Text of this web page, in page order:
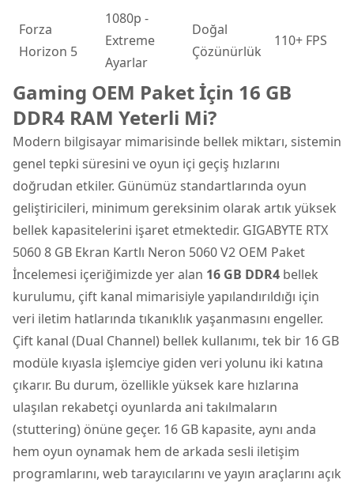
Forza
Horizon 5
1080p -
Extreme
Ayarlar
Doğal
Çözünürlük
110+ FPS
Gaming OEM Paket İçin 16 GB
DDR4 RAM Yeterli Mi?
Modern bilgisayar mimarisinde bellek miktarı, sistemin
genel tepki süresini ve oyun içi geçiş hızlarını
doğrudan etkiler. Günümüz standartlarında oyun
geliştiricileri, minimum gereksinim olarak artık yüksek
bellek kapasitelerini işaret etmektedir. GIGABYTE RTX
5060 8 GB Ekran Kartlı Neron 5060 V2 OEM Paket
İncelemesi içeriğimizde yer alan 16 GB DDR4 bellek
kurulumu, çift kanal mimarisiyle yapılandırıldığı için
veri iletim hatlarında tıkanıklık yaşanmasını engeller.
Çift kanal (Dual Channel) bellek kullanımı, tek bir 16 GB
modüle kıyasla işlemciye giden veri yolunu iki katına
çıkarır. Bu durum, özellikle yüksek kare hızlarına
ulaşılan rekabetçi oyunlarda ani takılmaların
(stuttering) önüne geçer. 16 GB kapasite, aynı anda
hem oyun oynamak hem de arkada sesli iletişim
programlarını, web tarayıcılarını ve yayın araçlarını açık